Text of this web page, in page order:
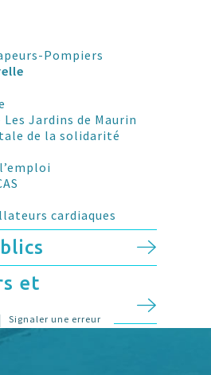
Pompiers
Jardins de Maurin
de la solidarité
cardiaques
et
Signaler une erreur